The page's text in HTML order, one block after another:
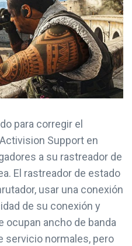
para corregir el
Support en
a su rastreador de
El rastreador de estado
usar una conexión
de su conexión y
ocupan ancho de banda
servicio normales, pero